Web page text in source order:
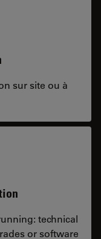
sur site ou à
technical
or software